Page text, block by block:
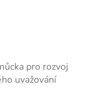
pro rozvoj
uvažování